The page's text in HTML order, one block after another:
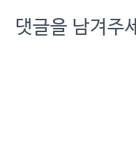
댓글을 남겨주